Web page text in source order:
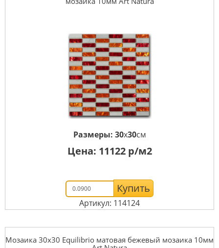
Размеры: 30x30см
Цена: 11122р/м2
Купить
Артикул: 114124
Мозаика 30x30 Equilibrio матовая бежевый мозаика 10мм